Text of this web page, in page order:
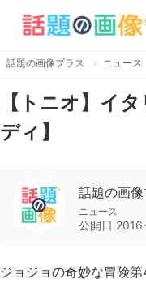
話題の画像プラス ニュース
【トニオ】イ
ディ】
話題の画像
ニュース
公開日
ジョジョの奇妙な冒険